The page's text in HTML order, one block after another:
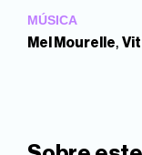
MÚSICA
Mel Mourelle,